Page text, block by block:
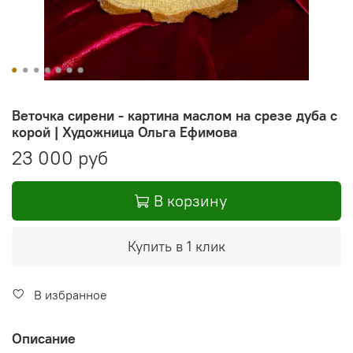
Веточка сирени - картина маслом на срезе дуба с
корой | Художница Ольга Ефимова
23 000 руб
В корзину
Купить в 1 клик
В избранное
Описание